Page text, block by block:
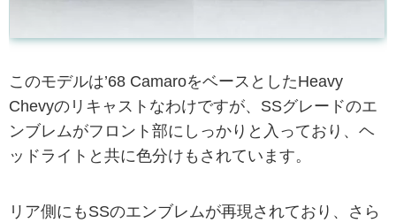
このモデルは’68 CamaroをベースとしたHeavy
Chevyのリキャストなわけですが、SSグレードのエ
ンブレムがフロント部にしっかりと入っており、ヘ
ッドライトと共に色分けもされています。
リア側にもSSのエンブレムが再現されており、さら